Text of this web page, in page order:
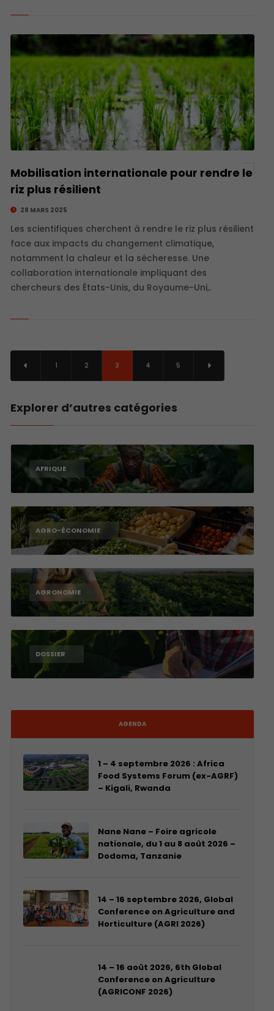
Mobilisation internationale pour rendre le
riz plus résilient
28 MARS 2025
Les scientifiques cherchent à rendre le riz plus résilient
face aux impacts du changement climatique,
notamment la chaleur et la sécheresse. Une
collaboration internationale impliquant des
chercheurs des États-Unis, du Royaume-Uni,.
1 2 3 4 5
Explorer d’autres catégories
AFRIQUE
AGRO-ÉCONOMIE
AGRONOMIE
DOSSIER
AGENDA
1 – 4 septembre 2026 : Africa
Food Systems Forum (ex-AGRF)
– Kigali, Rwanda
Nane Nane – Foire agricole
nationale, du 1 au 8 août 2026 –
Dodoma, Tanzanie
14 – 16 septembre 2026, Global
Conference on Agriculture and
Horticulture (AGRI 2026)
14 – 16 août 2026, 6th Global
Conference on Agriculture
(AGRICONF 2026)